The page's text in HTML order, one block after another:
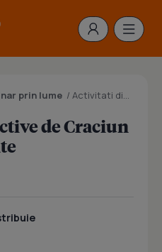
prin lume / Activitati distractive de Craciun din lume adunate
de Craciun